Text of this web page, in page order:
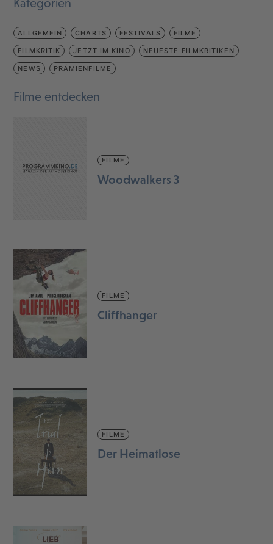
Kategorien
ALLGEMEIN CHARTS FESTIVALS FILME
FILMKRITIK JETZT IM KINO NEUESTE FILMKRITIKEN
NEWS PRÄMIENFILME
Filme entdecken
FILME
Woodwalkers 3
FILME
Cliffhanger
FILME
Der Heimatlose